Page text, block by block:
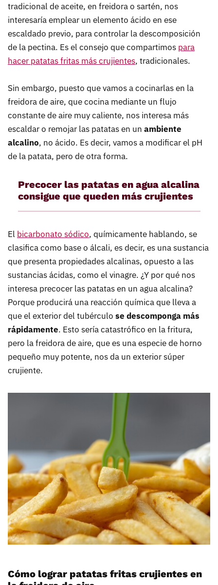
tradicional de aceite, en freidora o sartén, nos
interesaría emplear un elemento ácido en ese
escaldado previo, para controlar la descomposición
de la pectina. Es el consejo que compartimos para
hacer patatas fritas más crujientes, tradicionales.
Sin embargo, puesto que vamos a cocinarlas en la
freidora de aire, que cocina mediante un flujo
constante de aire muy caliente, nos interesa más
escaldar o remojar las patatas en un ambiente
alcalino, no ácido. Es decir, vamos a modificar el pH
de la patata, pero de otra forma.
Precocer las patatas en agua alcalina
consigue que queden más crujientes
El bicarbonato sódico, químicamente hablando, se
clasifica como base o álcali, es decir, es una sustancia
que presenta propiedades alcalinas, opuesto a las
sustancias ácidas, como el vinagre. ¿Y por qué nos
interesa precocer las patatas en un agua alcalina?
Porque producirá una reacción química que lleva a
que el exterior del tubérculo se descomponga más
rápidamente. Esto sería catastrófico en la fritura,
pero la freidora de aire, que es una especie de horno
pequeño muy potente, nos da un exterior súper
crujiente.
Cómo lograr patatas fritas crujientes en